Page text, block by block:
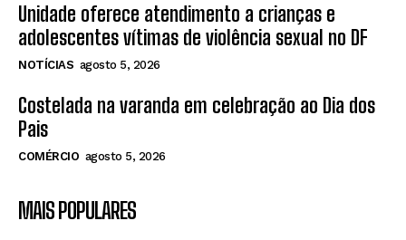
Unidade oferece atendimento a crianças e
adolescentes vítimas de violência sexual no DF
NOTÍCIAS agosto 5, 2026
Costelada na varanda em celebração ao Dia dos
Pais
COMÉRCIO agosto 5, 2026
MAIS POPULARES